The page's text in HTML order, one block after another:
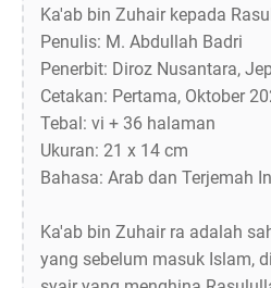
Ka'ab bin Zuhair kepada
Penulis: M. Abdullah Badri
Penerbit: Diroz Nusantara,
Cetakan: Pertama, Oktober
Tebal: vi + 36 halaman
Ukuran: 21 x 14 cm
Bahasa: Arab dan Terjemah
Ka'ab bin Zuhair ra adalah
yang sebelum masuk Islam,